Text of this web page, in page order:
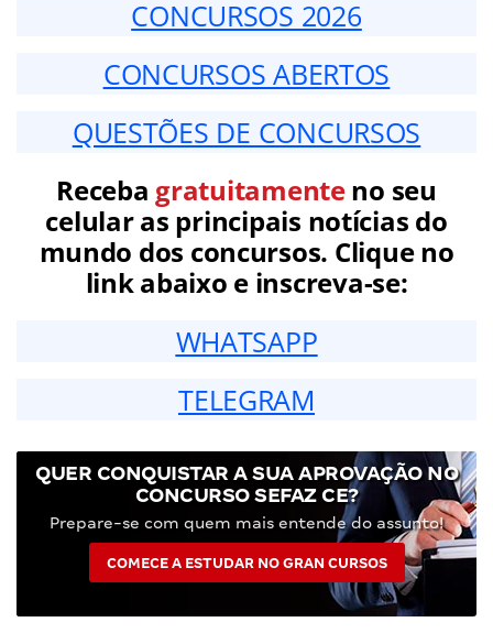
CONCURSOS 2026
CONCURSOS ABERTOS
QUESTÕES DE CONCURSOS
Receba gratuitamenteno seu
celular as principais notícias do
mundo dos concursos. Clique no
link abaixo e inscreva-se:
WHATSAPP
TELEGRAM
QUER CONQUISTAR A SUA APROVAÇÃO NO
CONCURSO SEFAZ CE?
Prepare-se com quem mais entende do assunto!
COMECE A ESTUDAR NO GRAN CURSOS